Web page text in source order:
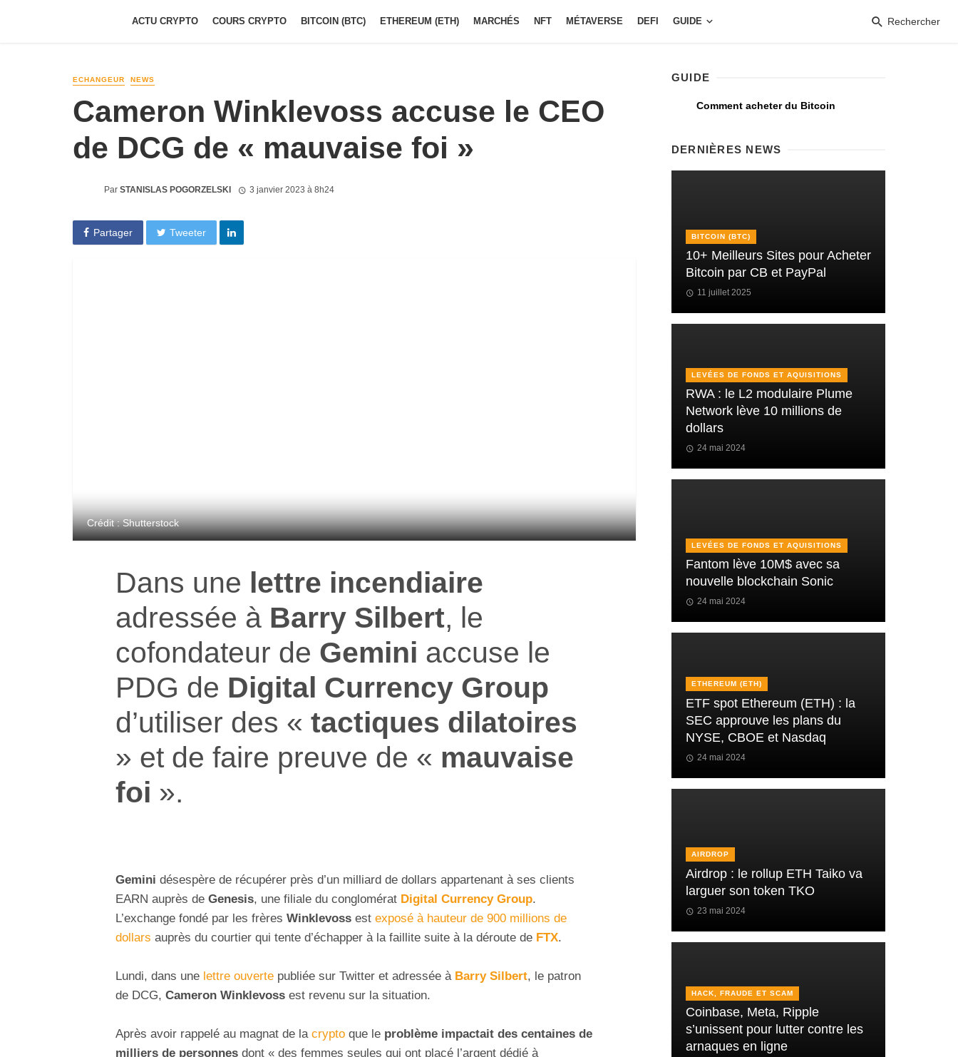
ACTU CRYPTO COURS CRYPTO BITCOIN (BTC) ETHEREUM (ETH) MARCHÉS NFT MÉTAVERSE DEFI GUIDE Rechercher
ECHANGEUR NEWS
Cameron Winklevoss accuse le CEO
de DCG de « mauvaise foi »
Par STANISLAS POGORZELSKI 3 janvier 2023 à 8h24
Partager Tweeter
Crédit : Shutterstock
Dans une lettre incendiaire
adressée à Barry Silbert, le
cofondateur de Gemini accuse le
PDG de Digital Currency Group
d’utiliser des « tactiques dilatoires
» et de faire preuve de « mauvaise
foi ».
Gemini désespère de récupérer près d’un milliard de dollars appartenant à ses clients
EARN auprès de Genesis, une filiale du conglomérat Digital Currency Group.
L’exchange fondé par les frères Winklevoss est exposé à hauteur de 900 millions de
dollars auprès du courtier qui tente d’échapper à la faillite suite à la déroute de FTX.
Lundi, dans une lettre ouverte publiée sur Twitter et adressée à Barry Silbert, le patron
de DCG, Cameron Winklevoss est revenu sur la situation.
Après avoir rappelé au magnat de la crypto que le problème impactait des centaines de
milliers de personnes dont « des femmes seules qui ont placé l’argent dédié à
GUIDE
Comment acheter du Bitcoin
DERNIÈRES NEWS
BITCOIN (BTC)
10+ Meilleurs Sites pour Acheter
Bitcoin par CB et PayPal
11 juillet 2025
LEVÉES DE FONDS ET AQUISITIONS
RWA : le L2 modulaire Plume
Network lève 10 millions de
dollars
24 mai 2024
LEVÉES DE FONDS ET AQUISITIONS
Fantom lève 10M$ avec sa
nouvelle blockchain Sonic
24 mai 2024
ETHEREUM (ETH)
ETF spot Ethereum (ETH) : la
SEC approuve les plans du
NYSE, CBOE et Nasdaq
24 mai 2024
AIRDROP
Airdrop : le rollup ETH Taiko va
larguer son token TKO
23 mai 2024
HACK, FRAUDE ET SCAM
Coinbase, Meta, Ripple
s’unissent pour lutter contre les
arnaques en ligne